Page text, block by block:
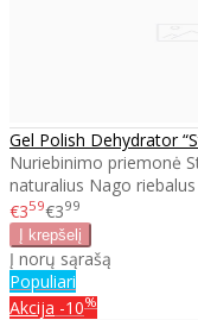
Gel Polish Dehydrator
Nuriebinimo priemonė
naturalius Nago riebalus
€359€399
Į norų sąrašą
Populiari
Akcija -10%